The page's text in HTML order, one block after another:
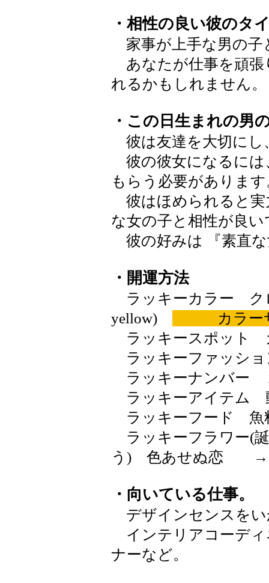
・相性の良い彼のタ
家事が上手な男の子
あなたが仕事を頑張
れるかもしれません。
・この日生まれの男
彼は友達を大切にし
彼の彼女になるには
もらう必要があります
彼はほめられると実
な女の子と相性が良い
彼の好みは 『素直
・開運方法
ラッキーカラー ク
yellow)
カラー
ラッキースポット
ラッキーファッシ
ラッキーナンバー
ラッキーアイテム
ラッキーフード 魚
ラッキーフラワー(
う) 色あせぬ恋
・向いている仕事。
デザインセンスをい
インテリアコーディ
ナーなど。